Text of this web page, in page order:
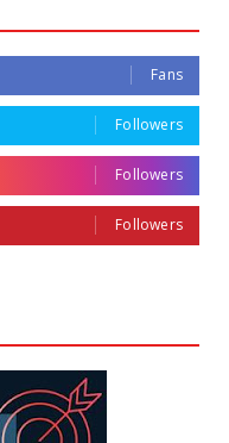
Fans
Followers
Followers
Followers